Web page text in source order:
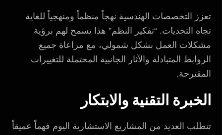
تعزز التخصصات الهندسية نهجاً منظماً ومنهجياً للغاية
تجاه التحديات. “تفكير النظم” هذا يسمح لهم برؤية
مشكلات العمل بشكل شمولي، مع مراعاة جميع
الروابط المتبادلة والآثار الجانبية المحتملة للتغييرات
المقترحة.
الخبرة التقنية والابتكار
تتطلب العديد من المشاريع الاستشارية اليوم فهماً عميقاً